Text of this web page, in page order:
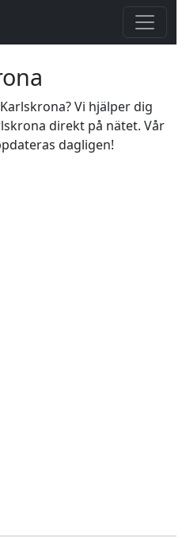
Vi hjälper dig
direkt på nätet. Vår
dagligen!